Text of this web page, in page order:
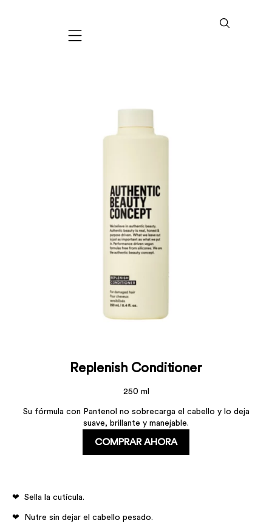
Mobile navigation
Replenish Conditioner
250 ml
Su fórmula con Pantenol no sobrecarga el cabello y lo deja
suave, brillante y manejable.
COMPRAR AHORA
Sella la cutícula.
Nutre sin dejar el cabello pesado.